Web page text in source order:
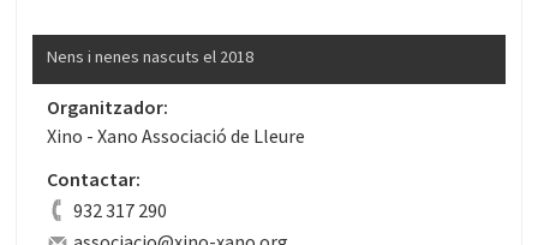
Nens i nenes nascuts el 2018
Organitzador:
Xino - Xano Associació de Lleure
Contactar:
932 317 290